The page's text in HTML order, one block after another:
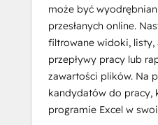
może być
przesłanych online.
filtrowane widoki, listy,
przepływy pracy lub
zawartości plików. Na
kandydatów do pracy,
programie Excel w